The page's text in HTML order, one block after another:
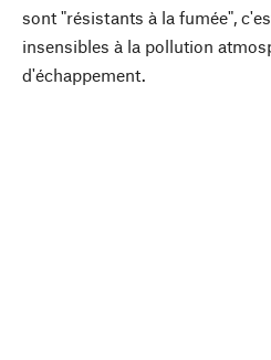
sont "résistants à la fumée",
insensibles à la pollution
d'échappement.